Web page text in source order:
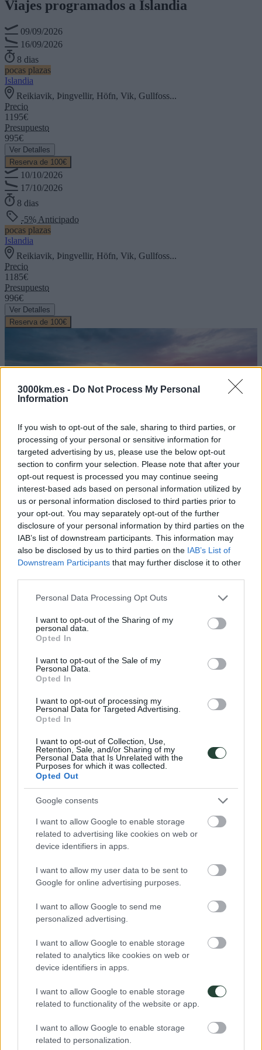
3000km.es - Do Not Process My Personal
Information
If you wish to opt-out of the sale, sharing to third parties, or
processing of your personal or sensitive information for
targeted advertising by us, please use the below opt-out
section to confirm your selection. Please note that after your
opt-out request is processed you may continue seeing
interest-based ads based on personal information utilized by
us or personal information disclosed to third parties prior to
your opt-out. You may separately opt-out of the further
disclosure of your personal information by third parties on the
IAB’s list of downstream participants. This information may
also be disclosed by us to third parties on the IAB’s List of
Downstream Participants that may further disclose it to other
Please note that this website/app uses one or more Google
not limited to your visit or usage behaviour. You may click to
grant or deny consent to Google and its third-party tags to
use your data for below specified purposes in below Google
consent section.
Personal Data Processing Opt Outs
I want to opt-out of the Sharing of my
personal data.
Opted In
I want to opt-out of the Sale of my
Personal Data.
Opted In
I want to opt-out of processing my
Personal Data for Targeted Advertising.
Opted In
I want to opt-out of Collection, Use,
Retention, Sale, and/or Sharing of my
Personal Data that Is Unrelated with the
Purposes for which it was collected.
Opted Out
Google consents
I want to allow Google to enable storage
related to advertising like cookies on web or
device identifiers in apps.
I want to allow my user data to be sent to
Google for online advertising purposes.
I want to allow Google to send me
personalized advertising.
I want to allow Google to enable storage
related to analytics like cookies on web or
device identifiers in apps.
I want to allow Google to enable storage
related to functionality of the website or app.
I want to allow Google to enable storage
related to personalization.
Viajes programados a Islandia
09/09/2026
16/09/2026
8 dias
pocas plazas
Islandia
Reikiavik, Þingvellir, Höfn, Vik, Gullfoss...
Precio
1195€
Presupuesto
995€
Ver Detalles
Reserva de 100€
10/10/2026
17/10/2026
8 dias
-5% Anticipado
pocas plazas
Islandia
Reikiavik, Þingvellir, Höfn, Vik, Gullfoss...
Precio
1185€
Presupuesto
996€
Ver Detalles
Reserva de 100€
Islandia
Reikiavik, Þingvellir, Höfn, Vik, Gullfoss...
09/09/2026
16/09/2026
8 dias
Precio
1195€
Presupuesto995€
Ver Detalles
Reserva de 100€
pocas plazas
Reikiavik, Þingvellir, Höfn, Vik, Gullfoss...
17/10/2026
-5% Anticipado
Presupuesto996€
Ver Detalles
Reserva de 100€
Consejos útiles para disfrutar Islandia
Prácticamente cualquier persona puede hacer este viaje. En Estados
Unidos hay bastantes tramos de la ruta que transcurren en la
carretera. En general, las distancias no son muy grandes y el estado
de las carreteras es bueno. También hay momentos para hacer
viaje transcurre en naturaleza y ambiente urbano. Algunas de las
actividades requieren un nivel moderado de condición física y
zapatos resistentes para caminar. Si tienes alguna duda sobre el nivel
Prácticamente cualquier persona puede hacer este viaje. En Nueva
Zelanda hay bastantes tramos de la ruta que transcurren en la
carretera. En general, las distancias no son muy grandes y el estado
de las carreteras es bueno. También hay momentos para hacer
excursiones, andar... El ritmo del viaje es tranquilo, buena parte del
viaje transcurre en naturaleza y ambiente urbano. Algunas de las
zapatos resistentes para caminar. Si tienes alguna duda sobre el nivel
de exigencia física consúltanos.